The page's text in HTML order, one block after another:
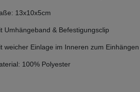
13x10x5cm
Umhängeband & Befestigungsclip
weicher Einlage im Inneren zum
100% Polyester